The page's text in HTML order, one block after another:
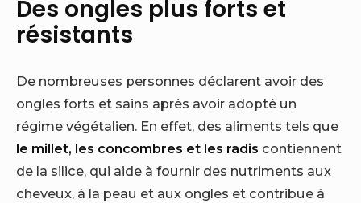
Des ongles plus forts et
résistants
De nombreuses personnes déclarent avoir des
ongles forts et sains après avoir adopté un
régime végétalien. En effet, des aliments tels que
le millet, les concombres et les radis contiennent
de la silice, qui aide à fournir des nutriments aux
cheveux, à la peau et aux ongles et contribue à